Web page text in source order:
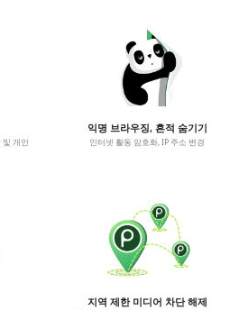
및 개인
익명 브라우징, 흔적 숨기기
인터넷 활동 암호화, IP 주소 변경
지역 제한 미디어 차단 해제